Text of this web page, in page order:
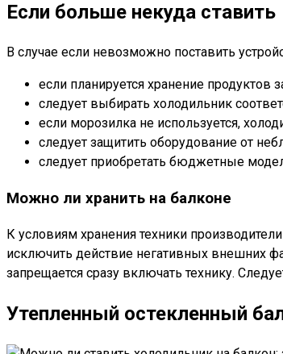
Если больше некуда ставить
В случае если невозможно поставить
если планируется хранение продуктов
следует выбирать холодильник
если морозилка не используется,
следует защитить оборудование от
следует приобретать бюджетные
Можно ли хранить на балконе
К условиям хранения техники
исключить действие негативных внешних
запрещается сразу включать технику.
Утепленный остекленный